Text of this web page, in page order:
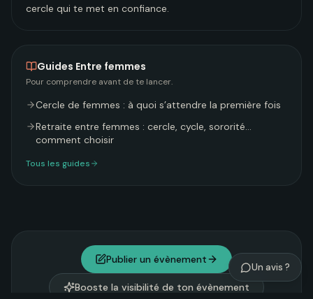
cercle qui te met en confiance.
Guides Entre femmes
Pour comprendre avant de te lancer.
Cercle de femmes : à quoi s’attendre la première fois
Retraite entre femmes : cercle, cycle, sororité…
comment choisir
Tous les guides
Publier un évènement
Booste la visibilité de ton évènement
Un avis ?